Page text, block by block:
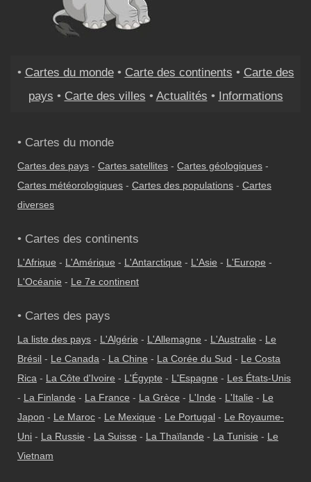
• Cartes du monde• Carte des continents • Carte des
pays • Carte des villes • Actualités • Informations
• Cartes du monde
Cartes des pays - Cartes satellites - Cartes géologiques -
Cartes météorologiques - Cartes des populations - Cartes
diverses
• Cartes des continents
L'Afrique - L'Amérique - L'Antarctique - L'Asie - L'Europe -
L'Océanie - Le 7e continent
• Cartes des pays
La liste des pays - L'Algérie - L'Allemagne - L'Australie - Le
Brésil - Le Canada - La Chine - La Corée du Sud - Le Costa
Rica - La Côte d'Ivoire - L'Égypte - L'Espagne - Les États-Unis
- La Finlande - La France - La Grèce - L'Inde - L'Italie - Le
Japon - Le Maroc - Le Mexique - Le Portugal - Le Royaume-
Uni - La Russie - La Suisse - La Thaïlande - La Tunisie - Le
Vietnam